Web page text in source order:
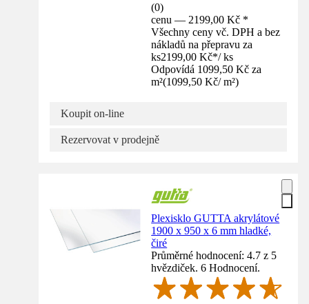
(0)
cenu — 2199,00 Kč *
Všechny ceny vč. DPH a bez
nákladů na přepravu za
ks2199,00 Kč*/ ks
Odpovídá 1099,50 Kč za
m²(1099,50 Kč/ m²)
Koupit on-line
Rezervovat v prodejně
Plexisklo GUTTA akrylátové
1900 x 950 x 6 mm hladké,
čiré
Průměrné hodnocení: 4.7 z 5
hvězdiček. 6 Hodnocení.